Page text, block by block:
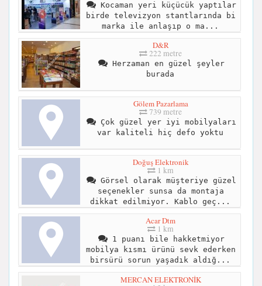
Kocaman yeri küçücük yaptılar
birde televizyon stantlarında bi
marka ile anlaşıp o ma...
D&R
222 metre
Herzaman en güzel şeyler
burada
Gölem Pazarlama
739 metre
Çok güzel yer iyi mobilyaları
var kaliteli hiç defo yoktu
Doğuş Elektronik
1 km
Görsel olarak müşteriye güzel
seçenekler sunsa da montaja
dikkat edilmiyor. Kablo geç...
Acar Dtm
1 km
1 puanı bile hakketmiyor
mobilya kısmı ürünü sevk ederken
birsürü sorun yaşadık aldığ...
MERCAN ELEKTRONİK